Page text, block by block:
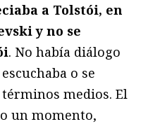
a Tolstói, en
y no se
. No había diálogo
o se
medios. El
un momento,